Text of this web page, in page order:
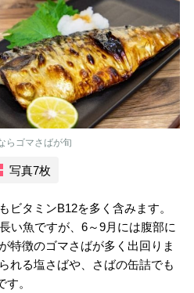
らゴマさばが旬
写真7枚
ビタミンB12を多く含みます。
い魚ですが、6～9月には腹部に
特徴のゴマさばが多く出回りま
れる塩さばや、さばの缶詰でも
。